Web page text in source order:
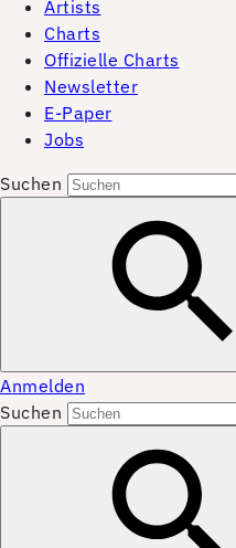
Artists
Charts
Offizielle Charts
Newsletter
E-Paper
Jobs
Suchen
Anmelden
Suchen